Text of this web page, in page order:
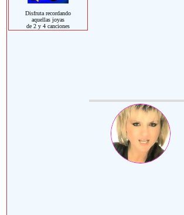
Disfruta recordando
aquellas joyas
de 2 y 4 canciones